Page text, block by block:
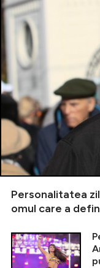
Personalitatea
omul care a